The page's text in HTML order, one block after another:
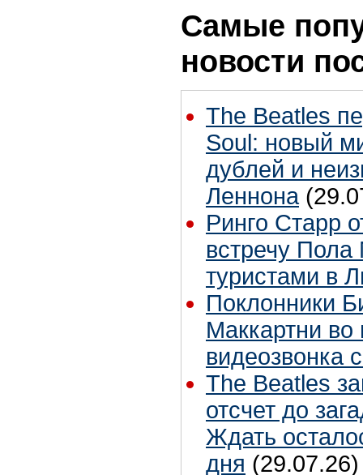
Самые
новости
The Beatles
Soul: новый
дублей и
Леннона
Ринго Старр
встречу Пола
туристами в
Поклонники
Маккартни во
видеозвонка
The Beatles
отсчет до
Ждать
дня (29.07.26)